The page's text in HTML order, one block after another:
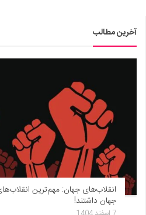
آخرین مطالب
انقلاب‌های جهان: مهم‌ترین
جهان داشتند!